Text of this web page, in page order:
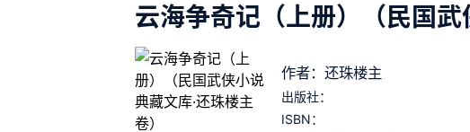
云海争奇记（上册）（民国武
作者：还珠楼主
出版社：
ISBN：